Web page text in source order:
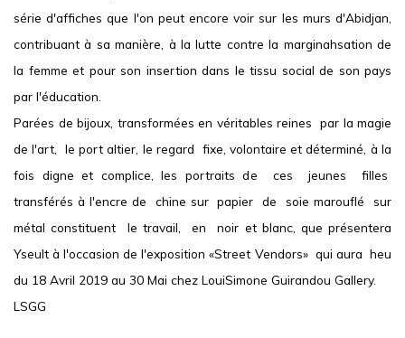
série d'affiches que l'on peut encore voir sur les murs d'Abidjan,
contribuant à sa manière, à la lutte contre la marginahsation de
la femme et pour son insertion dans le tissu social de son pays
par l'éducation.
Parées de bijoux, transformées en véritables reines par la magie
de l'art, le port altier, le regard fixe, volontaire et déterminé, à la
fois digne et complice, les portraits de ces jeunes filles
transférés à l'encre de chine sur papier de soie marouflé sur
métal constituent le travail, en noir et blanc, que présentera
Yseult à l'occasion de l'exposition «Street Vendors» qui aura heu
du 18 Avril 2019 au 30 Mai chez LouiSimone Guirandou Gallery.
LSGG